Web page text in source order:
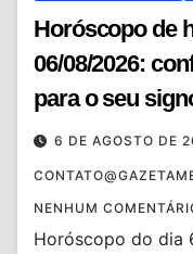
Horóscopo de
06/08/2026:
para o seu
6 DE AGOSTO DE
NENHUM
Horóscopo do dia